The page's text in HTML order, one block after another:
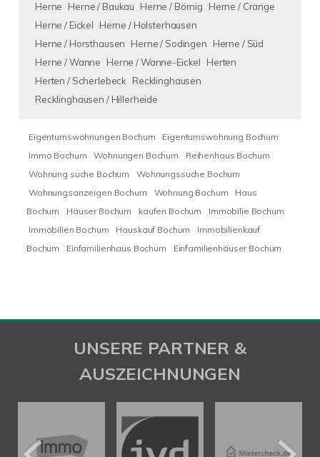
Herne
Herne / Baukau Herne / Börnig
Herne / Crange
Herne / Eickel
Herne / Holsterhausen
Herne / Horsthausen
Herne / Sodingen
Herne / Süd
Herne / Wanne
Herne / Wanne-Eickel
Herten
Herten / Scherlebeck
Recklinghausen
Recklinghausen / Hillerheide
Eigentumswohnungen Bochum
Eigentumswohnung Bochum
Immo Bochum
Wohnungen Bochum
Reihenhaus Bochum
Wohnung suche Bochum
Wohnungssuche Bochum
Wohnungsanzeigen Bochum
Wohnung Bochum
Haus
Bochum
Häuser Bochum kaufen Bochum
Immobilie Bochum
Immobilien Bochum
Hauskauf Bochum
Immobilienkauf
Bochum
Einfamilienhaus Bochum Einfamilienhäuser Bochum
UNSERE PARTNER &
AUSZEICHNUNGEN